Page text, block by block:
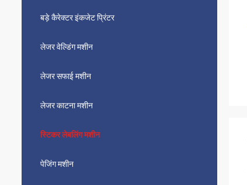
बड़े कैरेक्टर इंकजेट प्रिंटर
लेजर वेल्डिंग मशीन
लेजर सफाई मशीन
लेजर काटना मशीन
स्टिकर लेबलिंग मशीन
पेजिंग मशीन